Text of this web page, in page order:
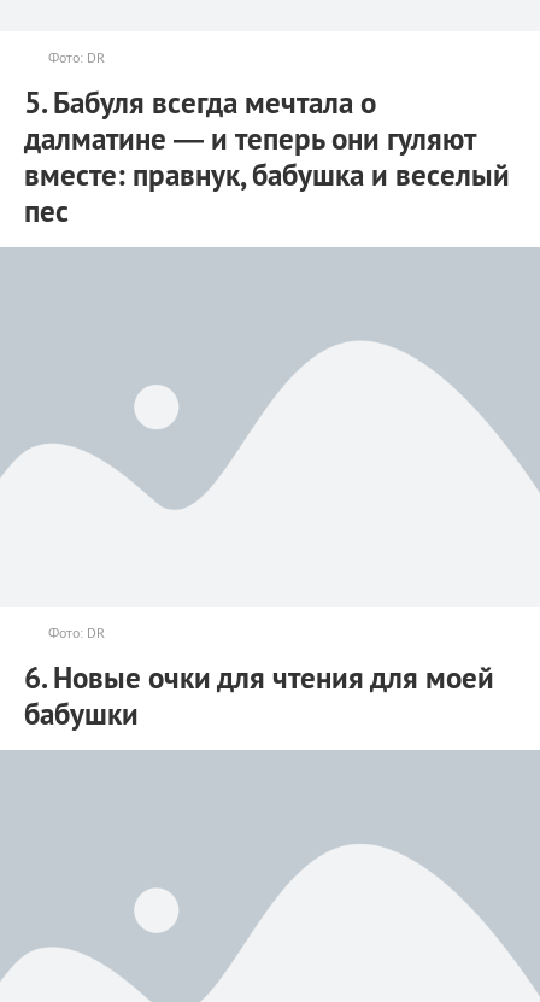
Фото: DR
5. Бабуля всегда мечтала о
далматине — и теперь они гуляют
вместе: правнук, бабушка и веселый
пес
Фото: DR
6. Новые очки для чтения для моей
бабушки